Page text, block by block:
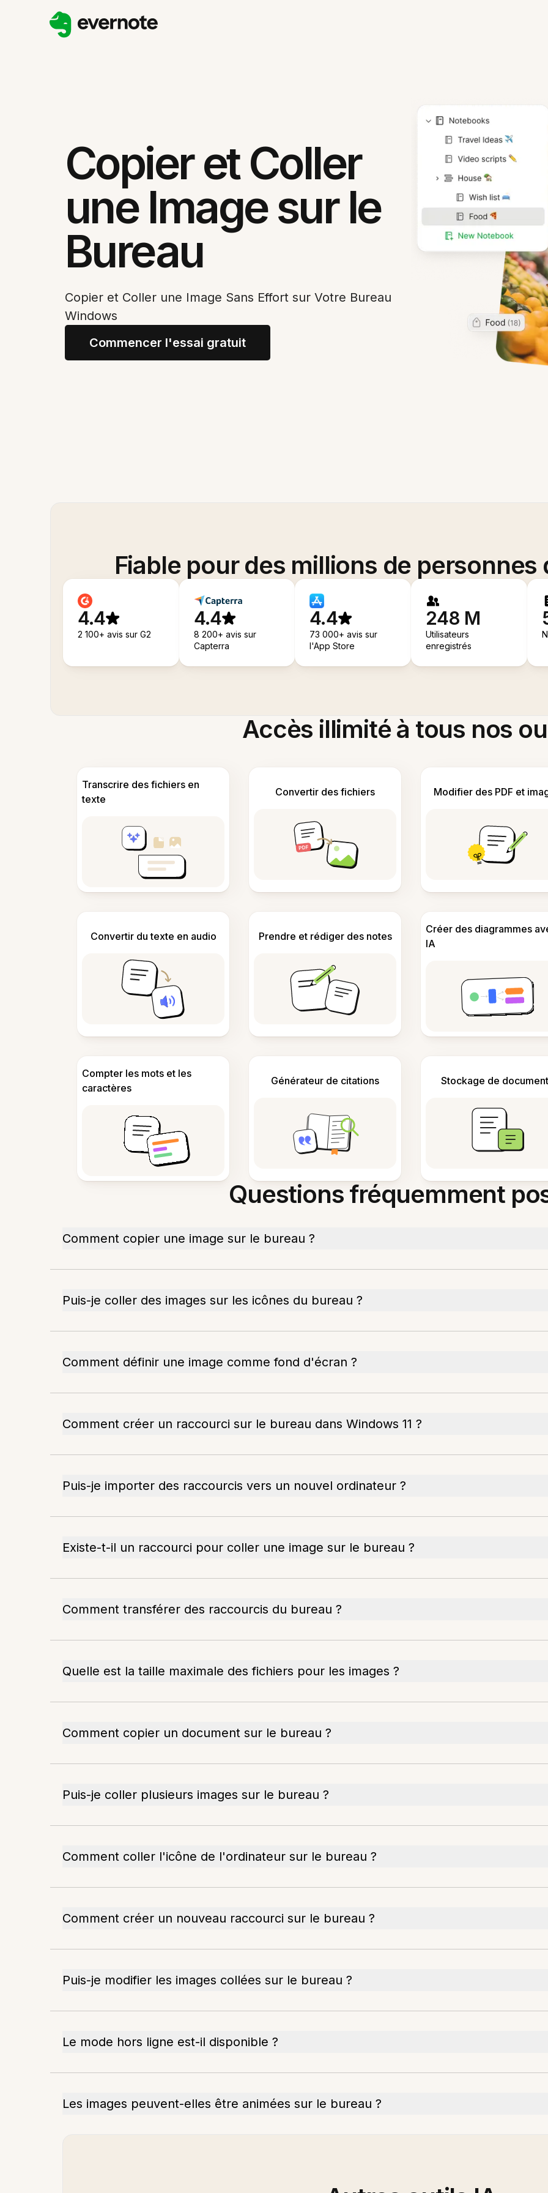
Copier et Coller
une Image sur le
Bureau
Copier et Coller une Image Sans Effort sur Votre Bureau
Windows
Commencer l'essai gratuit
Fiable pour des millions de personnes
4.4
2 100+ avis sur G2
4.4
8 200+ avis sur
Capterra
4.4
73 000+ avis sur
l'App Store
248 M
Utilisateurs
enregistrés
Accès illimité à tous nos
Transcrire des fichiers en
texte
Convertir des fichiers Modifier des PDF et
Convertir du texte en audio Prendre et rédiger des notes
Créer des diagrammes
IA
Compter les mots et les
caractères
Générateur de citations Stockage de
Questions fréquemment
Comment copier une image sur le bureau ?
Puis-je coller des images sur les icônes du bureau ?
Comment définir une image comme fond d'écran ?
Comment créer un raccourci sur le bureau dans Windows 11 ?
Puis-je importer des raccourcis vers un nouvel ordinateur ?
Existe-t-il un raccourci pour coller une image sur le bureau ?
Comment transférer des raccourcis du bureau ?
Quelle est la taille maximale des fichiers pour les images ?
Comment copier un document sur le bureau ?
Puis-je coller plusieurs images sur le bureau ?
Comment coller l'icône de l'ordinateur sur le bureau ?
Comment créer un nouveau raccourci sur le bureau ?
Puis-je modifier les images collées sur le bureau ?
Le mode hors ligne est-il disponible ?
Les images peuvent-elles être animées sur le bureau ?